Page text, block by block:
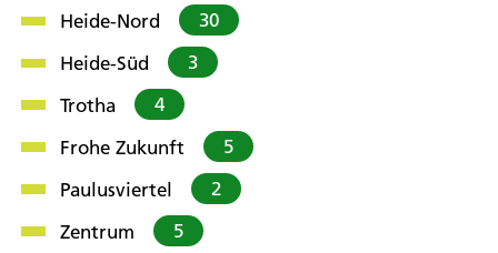
Heide-Nord
30
Heide-Süd
3
Trotha
4
Frohe Zukunft
5
Paulusviertel
2
Zentrum
5